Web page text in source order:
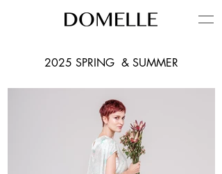
2025 SPRING & SUMMER